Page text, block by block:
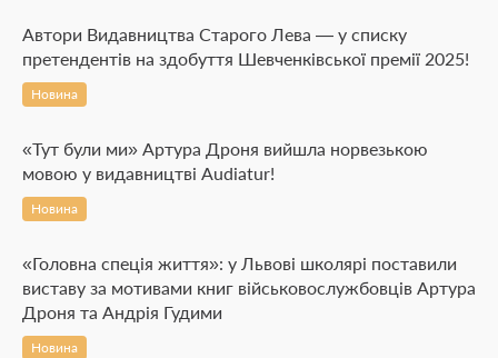
Автори Видавництва Старого Лева — у списку
претендентів на здобуття Шевченківської премії 2025!
Новина
«Тут були ми» Артура Дроня вийшла норвезькою
мовою у видавництві Audiatur!
Новина
«Головна спеція життя»: у Львові школярі поставили
виставу за мотивами книг військовослужбовців Артура
Дроня та Андрія Гудими
Новина